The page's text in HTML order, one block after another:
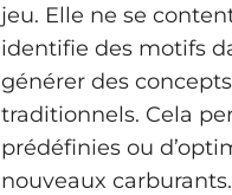
jeu. Elle ne se
identifie des motifs
générer des
traditionnels. Cela
prédéfinies ou
nouveaux carburants.